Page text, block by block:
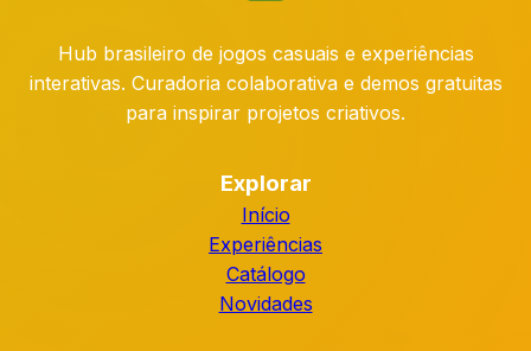
Hub brasileiro de jogos casuais e experiências
interativas. Curadoria colaborativa e demos gratuitas
para inspirar projetos criativos.
Explorar
Início
Experiências
Catálogo
Novidades